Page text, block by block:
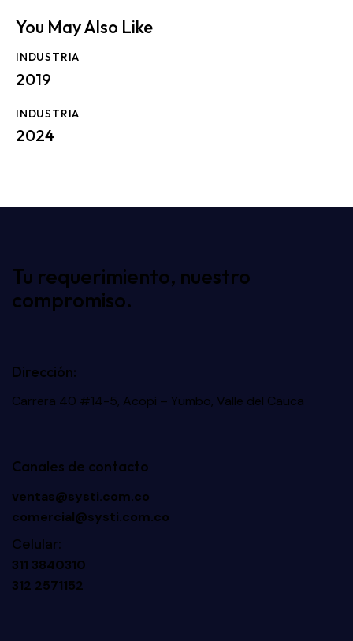
You May Also Like
INDUSTRIA
2019
INDUSTRIA
2024
Tu requerimiento, nuestro
compromiso.
Dirección:
Carrera 40 #14-5, Acopi – Yumbo, Valle del Cauca
Canales de contacto
ventas@systi.com.co
comercial@systi.com.co
Celular:
311 3840310
312 2571152